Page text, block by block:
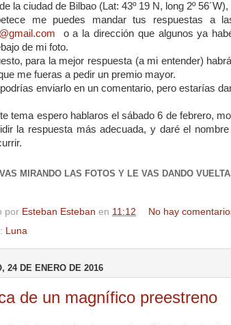
la ciudad de Bilbao (Lat: 43º 19 N, long 2º
me puedes mandar tus respuestas a
o a la dirección que algunos ya
de mi foto.
para la mejor respuesta (a mi entender)
me fueras a pedir un premio mayor.
enviarlo en un comentario, pero estarías
tema espero hablaros el sábado 6 de febrero,
la respuesta más adecuada, y daré el
MIRANDO LAS FOTOS Y LE VAS DANDO
por Esteban Esteban en 11:12
No hay
Luna
24 DE ENERO DE 2016
de un magnífico preestreno